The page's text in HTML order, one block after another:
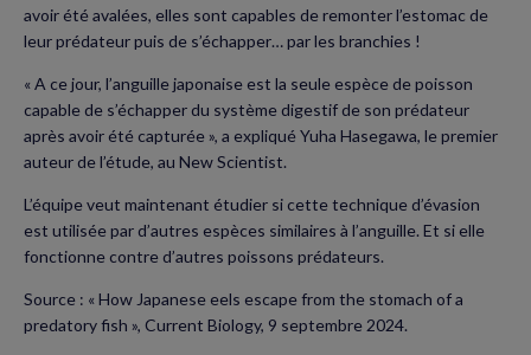
fenêtre)fenêtre)
avoir été avalées, elles sont capables de remonter l’estomac de
leur prédateur puis de s’échapper… par les branchies !
« A ce jour, l’anguille japonaise est la seule espèce de poisson
capable de s’échapper du système digestif de son prédateur
après avoir été capturée », a expliqué Yuha Hasegawa, le premier
auteur de l’étude, au New Scientist.
L’équipe veut maintenant étudier si cette technique d’évasion
est utilisée par d’autres espèces similaires à l’anguille. Et si elle
fonctionne contre d’autres poissons prédateurs.
Source : « How Japanese eels escape from the stomach of a
predatory fish », Current Biology, 9 septembre 2024.